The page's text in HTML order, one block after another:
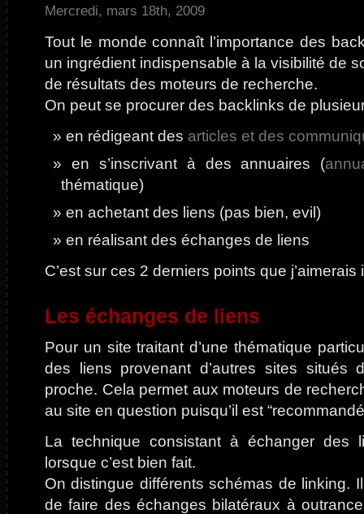
Mercredi, mars 18th, 2009
Tout le monde connaît l’importance des
un ingrédient indispensable à la visibilité de
de résultats des moteurs de recherche.
On peut se procurer des backlinks de
en rédigeant des articles et des
en s’inscrivant à des annuaires (
thématique)
en achetant des liens (pas bien, evil)
en réalisant des échanges de liens
C’est sur ces 2 derniers points que
Les échanges de liens
Pour un site traitant d’une thématique
des liens provenant d’autres sites situés
proche. Cela permet aux moteurs de
au site en question puisqu’il est
La technique consistant à échanger des
lorsque c’est bien fait.
On distingue différents schémas de linking.
de faire des échanges bilatéraux à